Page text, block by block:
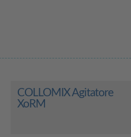
COLLOMIX Agitatore
XoRM